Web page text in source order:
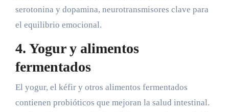
serotonina y dopamina, neurotransmisores clave para
el equilibrio emocional.
4. Yogur y alimentos
fermentados
El yogur, el kéfir y otros alimentos fermentados
contienen probióticos que mejoran la salud intestinal.